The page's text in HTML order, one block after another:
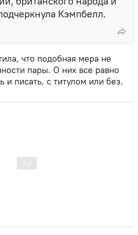
Кэмпбелл.
что подобная мера не
пары. О них все равно
и писать, с титулом или без.